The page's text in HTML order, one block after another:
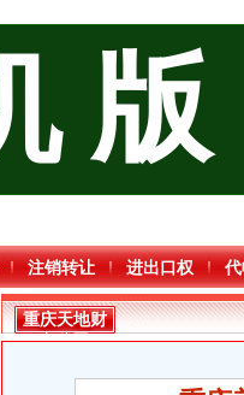
版
注销转让 进出口权
重庆天地财
务公司